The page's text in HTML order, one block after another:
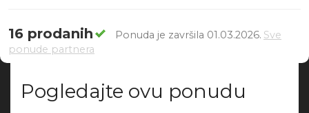
16 prodanih Ponuda je završila 01.03.2026. Sve
ponude partnera
Pogledajte ovu ponudu